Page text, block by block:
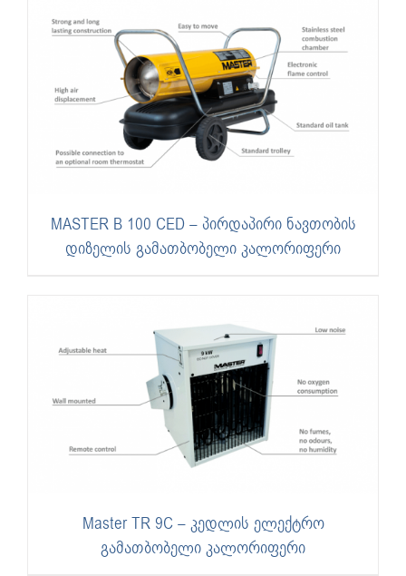
MASTER B 100 CED – პირდაპირი ნავთობის
დიზელის გამათბობელი კალორიფერი
Master TR 9C – კედლის ელექტრო
გამათბობელი კალორიფერი